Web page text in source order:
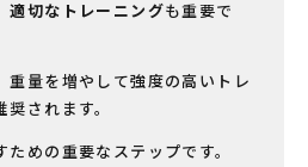
適切なトレーニングも重要で
重量を増やして強度の高いトレ
されます。
めの重要なステップです。